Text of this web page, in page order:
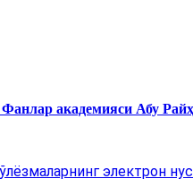
Фанлар академияси Абу
электрон